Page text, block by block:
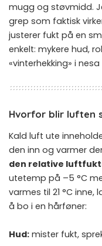
mugg og støvmidd.
grep som faktisk
justerer fukt på en
enkelt: mykere hud,
«vinterhekking» i
Hvorfor blir luften
Kald luft ute
den inn og varmer
den relative
utetemp på –5 °C
varmes til 21 °C inne,
å bo i en hårføner:
Hud: mister fukt,